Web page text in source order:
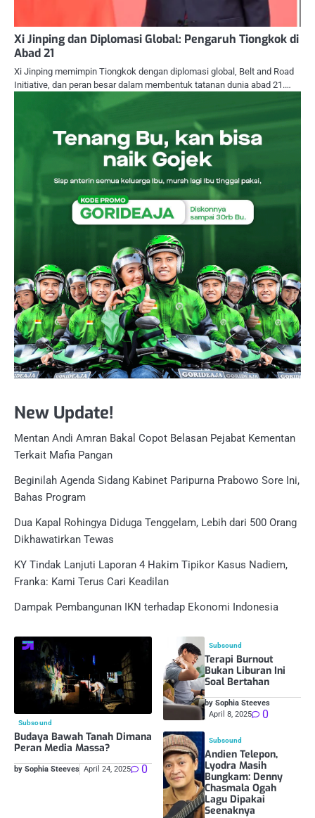
Xi Jinping dan Diplomasi Global: Pengaruh Tiongkok di
Abad 21
Xi Jinping memimpin Tiongkok dengan diplomasi global, Belt and Road
Initiative, dan peran besar dalam membentuk tatanan dunia abad 21.…
New Update!
Mentan Andi Amran Bakal Copot Belasan Pejabat Kementan
Terkait Mafia Pangan
Beginilah Agenda Sidang Kabinet Paripurna Prabowo Sore Ini,
Bahas Program
Dua Kapal Rohingya Diduga Tenggelam, Lebih dari 500 Orang
Dikhawatirkan Tewas
KY Tindak Lanjuti Laporan 4 Hakim Tipikor Kasus Nadiem,
Franka: Kami Terus Cari Keadilan
Dampak Pembangunan IKN terhadap Ekonomi Indonesia
Subsound
Budaya Bawah Tanah Dimana
Peran Media Massa?
by Sophia Steeves April 24, 2025 0
Subsound
Terapi Burnout
Bukan Liburan Ini
Soal Bertahan
by Sophia Steeves
April 8, 2025
0
Subsound
Andien Telepon,
Lyodra Masih
Bungkam: Denny
Chasmala Ogah
Lagu Dipakai
Seenaknya